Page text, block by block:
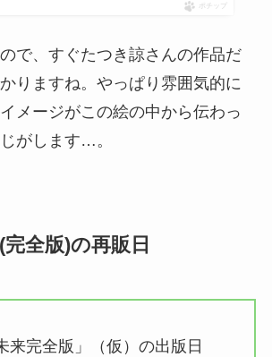
ポチップ
で、すぐたつき諒さんの作品だ
りますね。やっぱり雰囲気的に
メージがこの絵の中から伝わっ
がします…。
全版)の再販日
来完全版」（仮）の出版日